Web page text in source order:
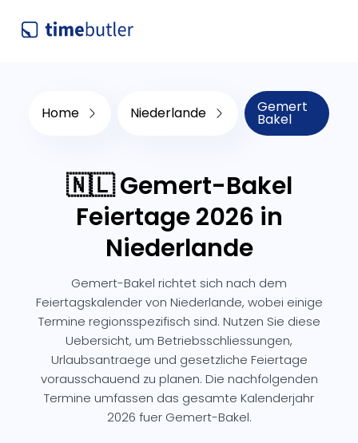
Home Niederlande Gemert
Bakel
🇳🇱 Gemert-Bakel
Feiertage 2026 in
Niederlande
Gemert-Bakel richtet sich nach dem
Feiertagskalender von Niederlande, wobei einige
Termine regionsspezifisch sind. Nutzen Sie diese
Uebersicht, um Betriebsschliessungen,
Urlaubsantraege und gesetzliche Feiertage
vorausschauend zu planen. Die nachfolgenden
Termine umfassen das gesamte Kalenderjahr
2026 fuer Gemert-Bakel.